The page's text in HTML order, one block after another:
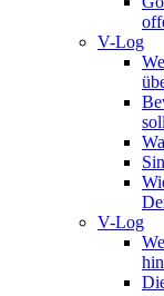
V-Log
V-Log